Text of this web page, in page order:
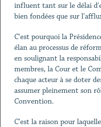
influent tant sur le délai
bien fondées que sur
C'est pourquoi la
élan au processus de
en soulignant la
membres, la Cour et le
chaque acteur à se doter
assumer pleinement son
Convention.
C'est la raison pour